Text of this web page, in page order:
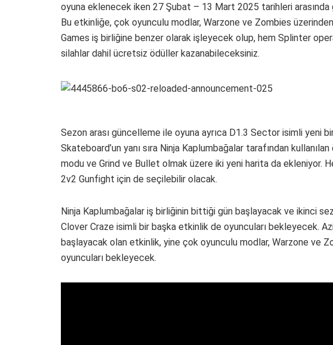
oyuna eklenecek iken 27 Şubat – 13 Mart 2025 tarihleri
Bu etkinliğe, çok oyunculu modlar, Warzone ve Zombies
Games iş birliğine benzer olarak işleyecek olup, hem Splinter
silahlar dahil ücretsiz ödüller kazanabileceksiniz.
Sezon arası güncelleme ile oyuna ayrıca D1.3 Sector isimli yeni
Skateboard’un yanı sıra Ninja Kaplumbağalar tarafından
modu ve Grind ve Bullet olmak üzere iki yeni harita da ekleniyor.
2v2 Gunfight için de seçilebilir olacak.
Ninja Kaplumbağalar iş birliğinin bittiği gün başlayacak ve ikinci
Clover Craze isimli bir başka etkinlik de oyuncuları bekleyecek.
başlayacak olan etkinlik, yine çok oyunculu modlar, Warzone ve
oyuncuları bekleyecek.